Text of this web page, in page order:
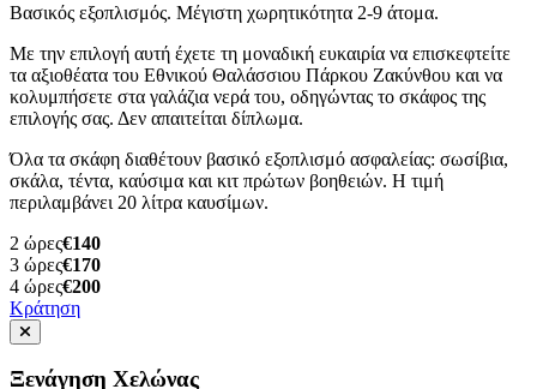
Βασικός εξοπλισμός. Μέγιστη χωρητικότητα 2-9 άτομα.
Με την επιλογή αυτή έχετε τη μοναδική ευκαιρία να επισκεφτείτε
τα αξιοθέατα του Εθνικού Θαλάσσιου Πάρκου Ζακύνθου και να
κολυμπήσετε στα γαλάζια νερά του, οδηγώντας το σκάφος της
επιλογής σας. Δεν απαιτείται δίπλωμα.
Όλα τα σκάφη διαθέτουν βασικό εξοπλισμό ασφαλείας: σωσίβια,
σκάλα, τέντα, καύσιμα και κιτ πρώτων βοηθειών. Η τιμή
περιλαμβάνει 20 λίτρα καυσίμων.
2 ώρες€140
3 ώρες€170
4 ώρες€200
Κράτηση
Ξενάγηση Χελώνας